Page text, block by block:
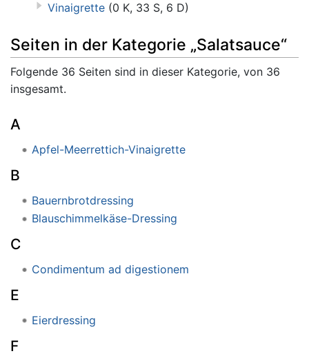
Vinaigrette (0 K, 33 S, 6 D)
Seiten in der Kategorie „Salatsauce“
Folgende 36 Seiten sind in dieser Kategorie, von 36
insgesamt.
A
Apfel-Meerrettich-Vinaigrette
B
Bauernbrotdressing
Blauschimmelkäse-Dressing
C
Condimentum ad digestionem
E
Eierdressing
F